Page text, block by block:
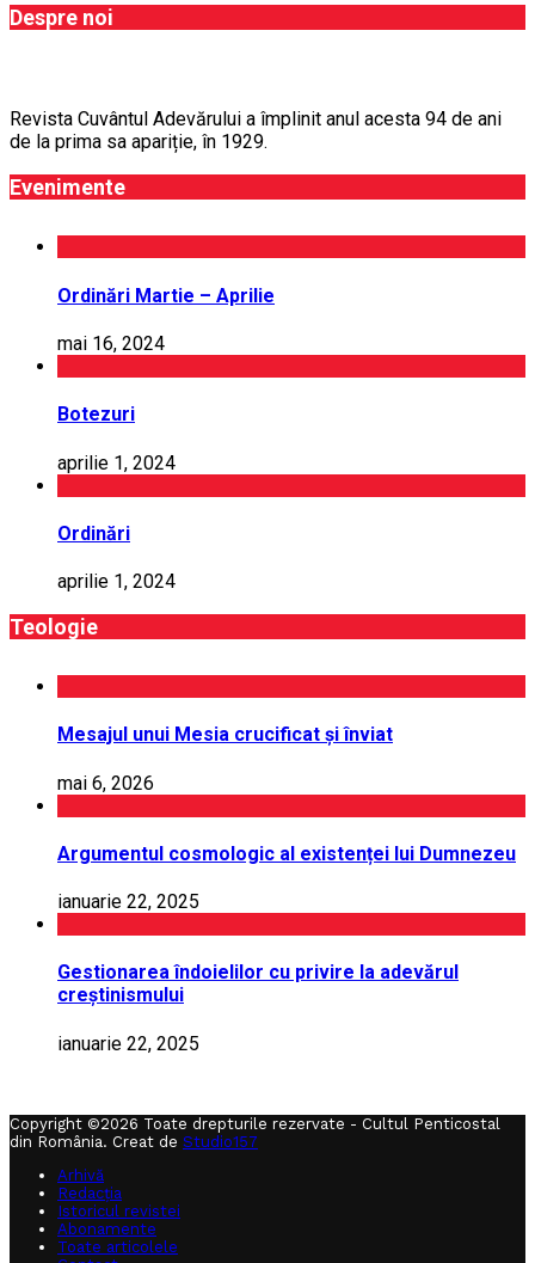
Despre noi
Revista Cuvântul Adevărului a împlinit anul acesta 94 de ani
de la prima sa apariție, în 1929.
Evenimente
Ordinări Martie – Aprilie
mai 16, 2024
Botezuri
aprilie 1, 2024
Ordinări
aprilie 1, 2024
Teologie
Mesajul unui Mesia crucificat și înviat
mai 6, 2026
Argumentul cosmologic al existenței lui Dumnezeu
ianuarie 22, 2025
Gestionarea îndoielilor cu privire la adevărul
creștinismului
ianuarie 22, 2025
Copyright ©2026 Toate drepturile rezervate - Cultul Penticostal
din România. Creat de Studio157
Arhivă
Redacția
Istoricul revistei
Abonamente
Toate articolele